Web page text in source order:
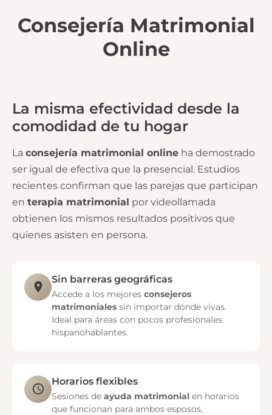
Consejería Matrimonial
Online
La misma efectividad desde la
comodidad de tu hogar
La consejería matrimonial online ha demostrado
ser igual de efectiva que la presencial. Estudios
recientes confirman que las parejas que participan
en terapia matrimonial por videollamada
obtienen los mismos resultados positivos que
quienes asisten en persona.
Sin barreras geográficas
Accede a los mejores consejeros
matrimoniales sin importar dónde vivas.
Ideal para áreas con pocos profesionales
hispanohablantes.
Horarios flexibles
Sesiones de ayuda matrimonial en horarios
que funcionan para ambos esposos,